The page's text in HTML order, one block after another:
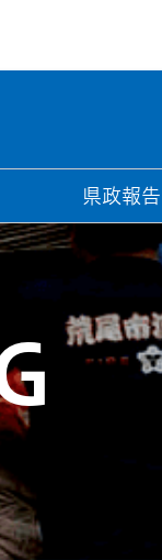
県政報告